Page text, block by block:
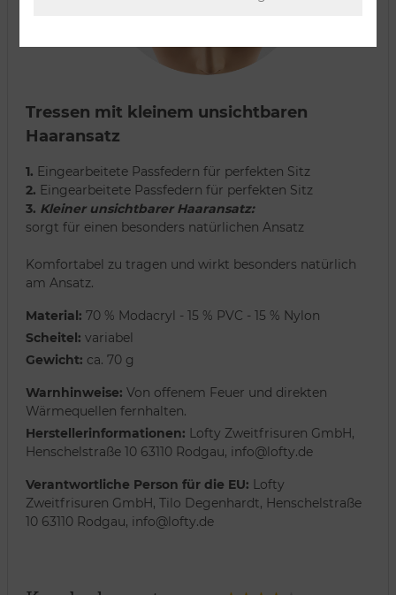
Tressen mit kleinem unsichtbaren
Haaransatz
1. Eingearbeitete Passfedern für perfekten Sitz
2. Eingearbeitete Passfedern für perfekten Sitz
3. Kleiner unsichtbarer Haaransatz:
sorgt für einen besonders natürlichen Ansatz
Komfortabel zu tragen und wirkt besonders natürlich
am Ansatz.
Material: 70 % Modacryl - 15 % PVC - 15 % Nylon
Scheitel: variabel
Gewicht: ca. 70 g
Warnhinweise: Von offenem Feuer und direkten
Wärmequellen fernhalten.
Herstellerinformationen: Lofty Zweitfrisuren GmbH,
Henschelstraße 10 63110 Rodgau, info@lofty.de
Verantwortliche Person für die EU: Lofty
Zweitfrisuren GmbH, Tilo Degenhardt, Henschelstraße
10 63110 Rodgau, info@lofty.de